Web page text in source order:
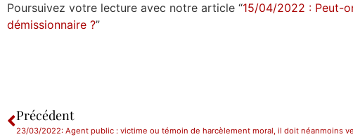
Poursuivez votre lecture avec notre article “15/04/2022 : Peut-
démissionnaire ?”
Précédent